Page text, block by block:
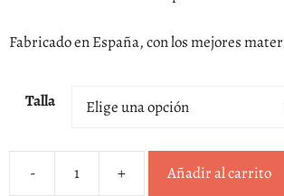
Fabricado en España, con los mejores
Talla
-
Botita
+ Añadir al carrito